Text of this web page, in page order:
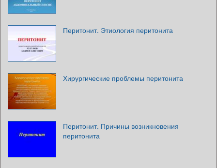
Перитонит. Этиология перитонита
Хирургические проблемы перитонита
Перитонит. Причины возникновения
перитонита